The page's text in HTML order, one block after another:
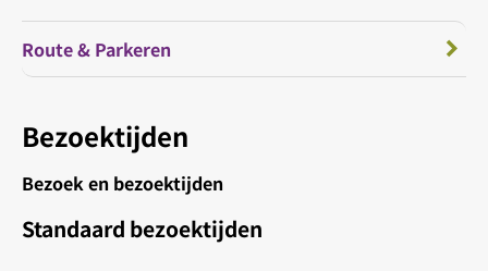
Route & Parkeren
Bezoektijden
Bezoek en bezoektijden
Standaard bezoektijden